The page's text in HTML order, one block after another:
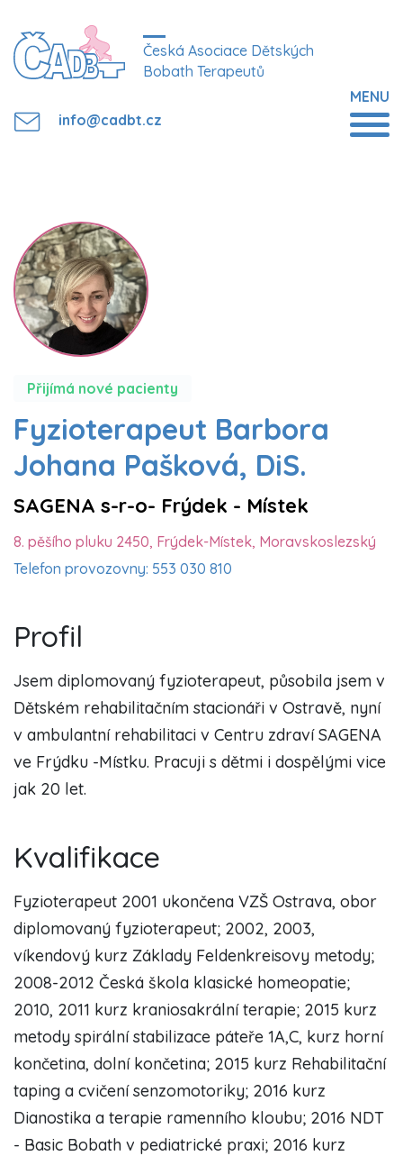
Česká Asociace Dětských
Bobath Terapeutů
info@cadbt.cz
MENU
Přijímá nové pacienty
Fyzioterapeut Barbora
Johana Pašková, DiS.
SAGENA s-r-o- Frýdek - Místek
8. pěšího pluku 2450, Frýdek-Místek, Moravskoslezský
Telefon provozovny: 553 030 810
Profil
Jsem diplomovaný fyzioterapeut, působila jsem v
Dětském rehabilitačním stacionáři v Ostravě, nyní
v ambulantní rehabilitaci v Centru zdraví SAGENA
ve Frýdku -Místku. Pracuji s dětmi i dospělými vice
jak 20 let.
Kvalifikace
Fyzioterapeut 2001 ukončena VZŠ Ostrava, obor
diplomovaný fyzioterapeut; 2002, 2003,
víkendový kurz Základy Feldenkreisovy metody;
2008-2012 Česká škola klasické homeopatie;
2010, 2011 kurz kraniosakrální terapie; 2015 kurz
metody spirální stabilizace páteře 1A,C, kurz horní
končetina, dolní končetina; 2015 kurz Rehabilitační
taping a cvičení senzomotoriky; 2016 kurz
Dianostika a terapie ramenního kloubu; 2016 NDT
- Basic Bobath v pediatrické praxi; 2016 kurz